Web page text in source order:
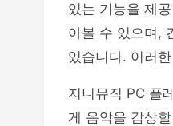
있는 기능을 제
아볼 수 있으며,
있습니다. 이러
지니뮤직 PC 플
게 음악을 감상